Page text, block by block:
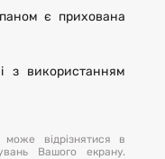
є прихована
з використанням
відрізнятися в
Вашого екрану.